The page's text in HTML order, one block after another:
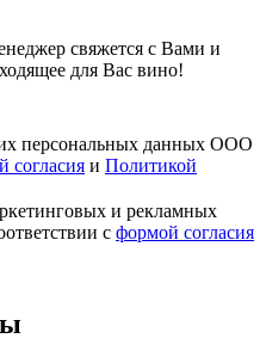
свяжется с Вами и
для Вас вино!
персональных данных ООО
согласия и Политикой
и рекламных
с формой согласия